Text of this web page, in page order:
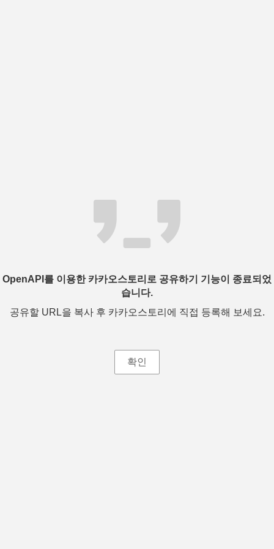
OpenAPI를 이용한 카카오스토리로 공유하기 기능이 종료되었
습니다.
공유할 URL을 복사 후 카카오스토리에 직접 등록해 보세요.
확인